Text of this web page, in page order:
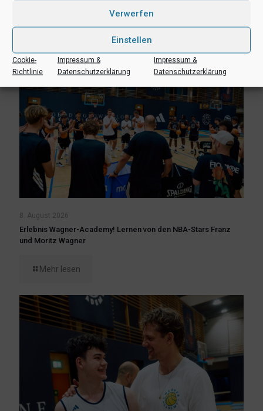
Verwerfen
Einstellen
Cookie-
Richtlinie
Impressum &
Datenschutzerklärung
Impressum &
Datenschutzerklärung
8. August 2026
Erlebnis Wagner-Academy! Lernen von den NBA-Stars Franz
und Moritz Wagner
Mehr lesen